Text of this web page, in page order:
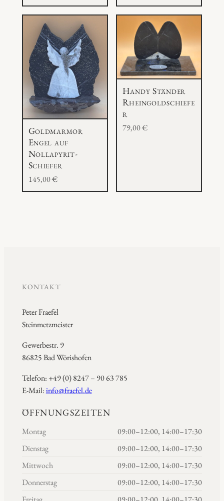
Goldmarmor
Engel auf
Nollapyrit-
Schiefer
145,00€
Handy Ständer
Rheingoldschiefe
r
79,00€
KONTAKT
Peter Fraefel
Steinmetzmeister
Gewerbestr. 9
86825 Bad Wörishofen
Telefon: +49 (0) 8247 – 90 63 785
E-Mail:info@fraefel.de
ÖFFNUNGSZEITEN
Montag
09:00–12:00, 14:00–17:30
Dienstag
09:00–12:00, 14:00–17:30
Mittwoch
09:00–12:00, 14:00–17:30
Donnerstag
09:00–12:00, 14:00–17:30